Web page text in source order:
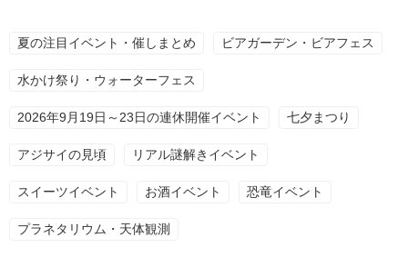
夏の注目イベント・催しまとめ ビアガーデン・ビアフェス
水かけ祭り・ウォーターフェス
2026年9月19日～23日の連休開催イベント 七夕まつり
アジサイの見頃 リアル謎解きイベント
スイーツイベント お酒イベント 恐竜イベント
プラネタリウム・天体観測